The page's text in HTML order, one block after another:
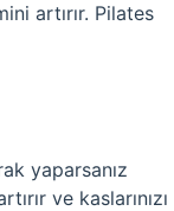
artırır. Pilates
yaparsanız
ve kaslarınızı